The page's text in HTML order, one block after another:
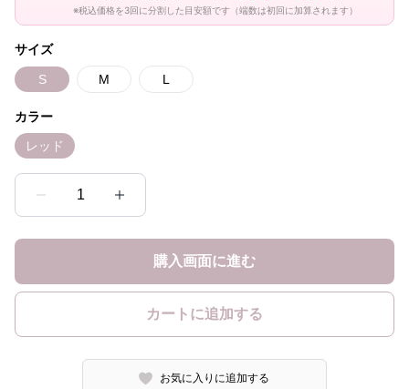
※税込価格を3回に分割した目安額です（端数は初回に加算されます）
サイズ
S M L
カラー
レッド
1
購入画面に進む
カートに追加する
お気に入りに追加する